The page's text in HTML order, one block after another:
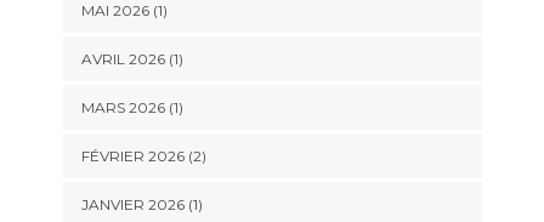
MAI 2026(1)
AVRIL 2026(1)
MARS 2026(1)
FÉVRIER 2026(2)
JANVIER 2026(1)